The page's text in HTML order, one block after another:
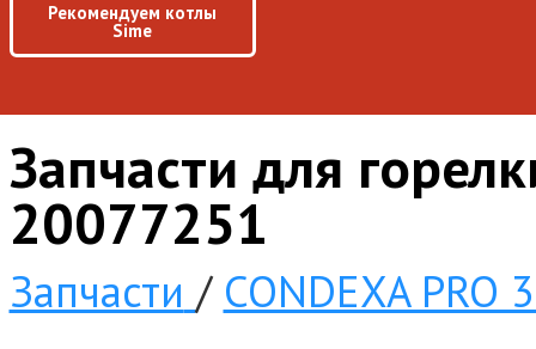
Рекомендуем котлы
Sime
Запчасти для
20077251
Запчасти / CONDEXA PRO